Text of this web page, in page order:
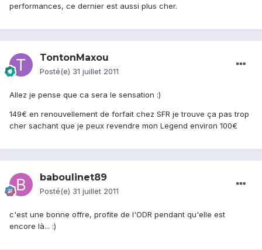
performances, ce dernier est aussi plus cher.
TontonMaxou
Posté(e) 31 juillet 2011
Allez je pense que ca sera le sensation :)
149€ en renouvellement de forfait chez SFR je trouve ça pas trop
cher sachant que je peux revendre mon Legend environ 100€
baboulinet89
Posté(e) 31 juillet 2011
c'est une bonne offre, profite de l'ODR pendant qu'elle est
encore là... :)